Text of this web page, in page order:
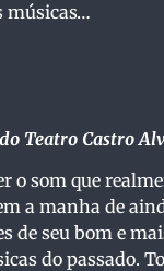
músicas…
Teatro Castro
o som que
a manha de
de seu bom e
do passado.